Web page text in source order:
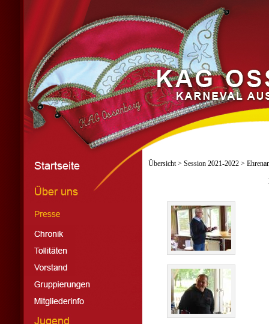
Übersicht> Session 2021-2022 >